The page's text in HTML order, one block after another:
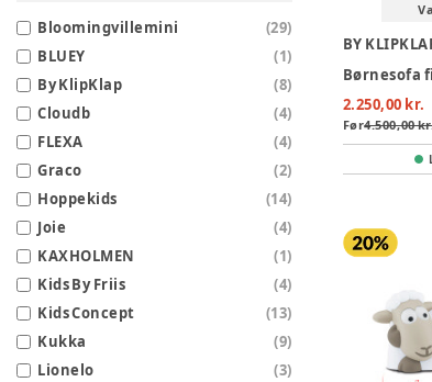
Bloomingvillemini (29)
BLUEY
(1)
By KlipKlap
(8)
Cloudb
(4)
FLEXA
(4)
Graco
(2)
Hoppekids
(14)
Joie
(4)
KAXHOLMEN
(1)
Kids By Friis
(4)
Kids Concept
(13)
Kukka
(9)
Lionelo
(3)
BY
2.250,00 kr.
Før4.500,00